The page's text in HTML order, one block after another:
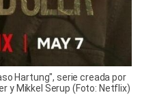
Hartung", serie creada por
y Mikkel Serup (Foto: Netflix)